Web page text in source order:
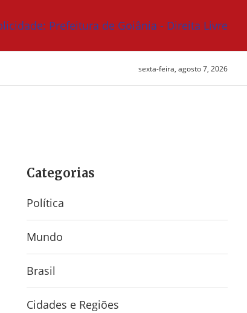
sexta-feira, agosto 7, 2026
Categorias
Política
Mundo
Brasil
Cidades e Regiões